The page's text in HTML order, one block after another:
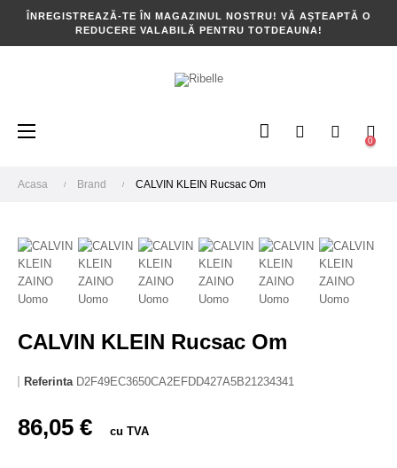
ÎNREGISTREAZĂ-TE ÎN MAGAZINUL NOSTRU! VĂ AȘTEAPTĂ O
REDUCERE VALABILĂ PENTRU TOTDEAUNA!
Toggle
☰ 0
Acasa Brand CALVIN KLEIN Rucsac Om
CALVIN KLEIN Rucsac Om
Referinta D2F49EC3650CA2EFDD427A5B21234341
86,05 € cu TVA